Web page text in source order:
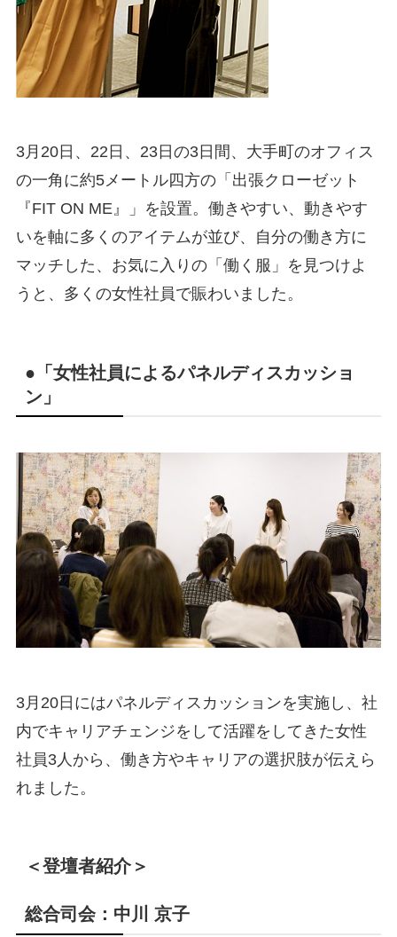
3月20日、22日、23日の3日間、大手町のオフィス
の一角に約5メートル四方の「出張クローゼット
『FIT ON ME』」を設置。働きやすい、動きやす
いを軸に多くのアイテムが並び、自分の働き方に
マッチした、お気に入りの「働く服」を見つけよ
うと、多くの女性社員で賑わいました。
●「女性社員によるパネルディスカッショ
ン」
3月20日にはパネルディスカッションを実施し、社
内でキャリアチェンジをして活躍をしてきた女性
社員3人から、働き方やキャリアの選択肢が伝えら
れました。
＜登壇者紹介＞
総合司会：中川 京子